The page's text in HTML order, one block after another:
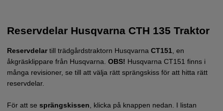
Reservdelar Husqvarna CTH 135 Traktor
Reservdelartill trädgårdstraktorn Husqvarna CT151 , en
åkgräsklippare från Husqvarna. OBS! Husqvarna CT151 finns i
många revisioner, se till att välja rätt sprängskiss för att hitta rätt
reservdelar.
För att se sprängskissen , klicka på knappen nedan. I listan